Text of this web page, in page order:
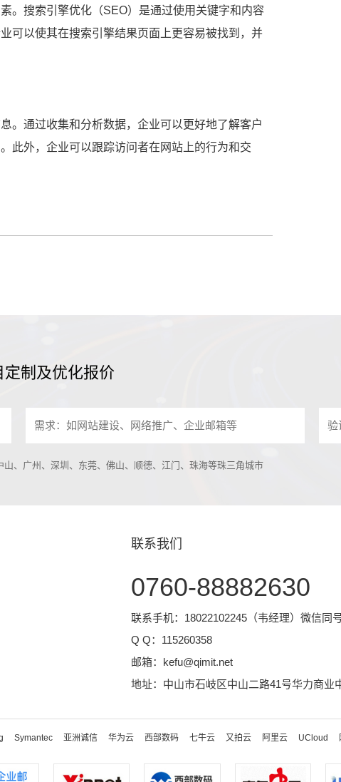
。搜索引擎优化（SEO）是通过使用关键字和内容
可以使其在搜索引擎结果页面上更容易被找到，并
。通过收集和分析数据，企业可以更好地了解客户
此外，企业可以跟踪访问者在网站上的行为和交
制及优化报价
、广州、深圳、东莞、佛山、顺德、江门、珠海等珠三角城市
联系我们
0760-88882630
联系手机：18022102245（韦经理）微信同
Q Q： 115260358
邮箱： kefu@qimit.net
地址：中山市石岐区中山二路41号华力商业
Symantec 亚洲诚信 华为云 西部数码 七牛云 又拍云 阿里云 UCloud